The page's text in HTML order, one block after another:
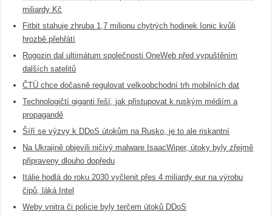
miliardy Kč
Fitbit stahuje zhruba 1,7 milionu chytrých hodinek Ionic kvůli
hrozbě přehřátí
Rogozin dal ultimátum společnosti OneWeb před vypuštěním
dalších satelitů
ČTÚ chce dočasně regulovat velkoobchodní trh mobilních dat
Technologičtí giganti řeší, jak přistupovat k ruským médiím a
propagandě
Šíří se výzvy k DDoS útokům na Rusko, je to ale riskantní
Na Ukrajině objevili ničivý malware IsaacWiper, útoky byly zřejmě
připraveny dlouho dopředu
Itálie hodlá do roku 2030 vyčlenit přes 4 miliardy eur na výrobu
čipů, láká Intel
Weby vnitra či policie byly terčem útoků DDoS